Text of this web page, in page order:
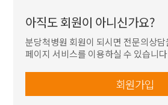
아직도 회원이 아니신가요?
분당척병원 회원이 되시면 전문의상담
페이지 서비스를 이용하실 수 있습니다
회원가입